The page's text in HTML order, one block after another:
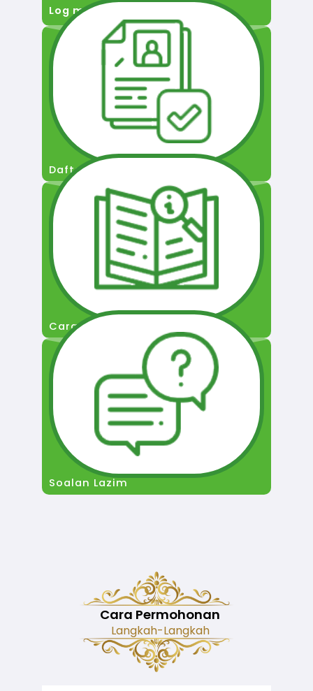
Log masuk
Daftar Pengguna
Cara Permohonan
Soalan Lazim
Cara Permohonan
Langkah-Langkah